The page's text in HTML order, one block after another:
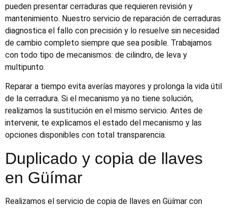
pueden presentar cerraduras que requieren revisión y
mantenimiento. Nuestro servicio de reparación de cerraduras
diagnostica el fallo con precisión y lo resuelve sin necesidad
de cambio completo siempre que sea posible. Trabajamos
con todo tipo de mecanismos: de cilindro, de leva y
multipunto.
Reparar a tiempo evita averías mayores y prolonga la vida útil
de la cerradura. Si el mecanismo ya no tiene solución,
realizamos la sustitución en el mismo servicio. Antes de
intervenir, te explicamos el estado del mecanismo y las
opciones disponibles con total transparencia.
Duplicado y copia de llaves
en Güímar
Realizamos el servicio de copia de llaves en Güímar con